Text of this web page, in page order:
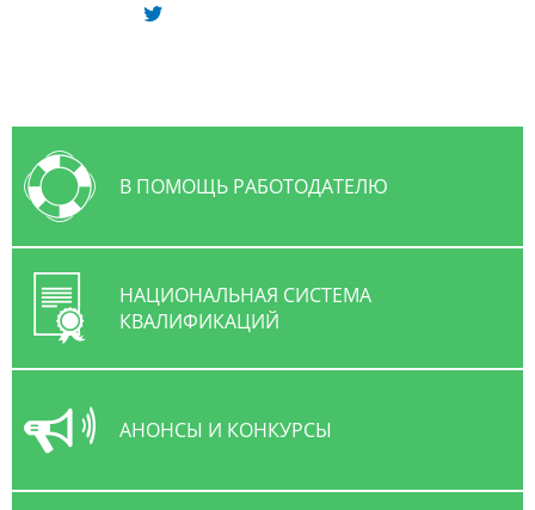
В ПОМОЩЬ РАБОТОДАТЕЛЮ
НАЦИОНАЛЬНАЯ СИСТЕМА
КВАЛИФИКАЦИЙ
АНОНСЫ И КОНКУРСЫ